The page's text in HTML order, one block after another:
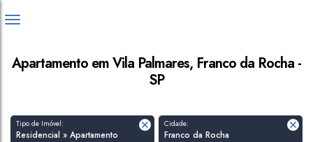
Apartamento em Vila Palmares, Franco da Rocha -
SP
Tipo de Imóvel:
Residencial » Apartamento
Cidade:
Franco da Rocha